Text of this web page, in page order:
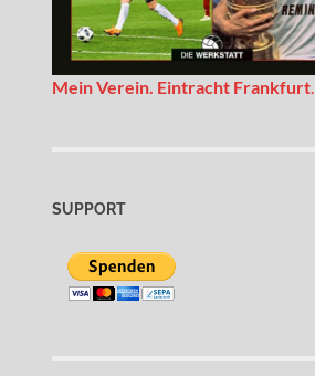
Mein Verein. Eintracht Frankfurt.
SUPPORT